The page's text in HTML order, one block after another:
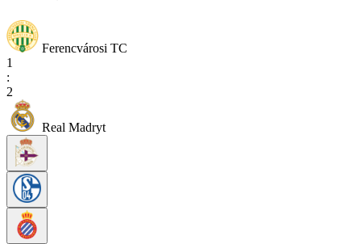
Ferencvárosi TC
1
:
2
Real Madryt